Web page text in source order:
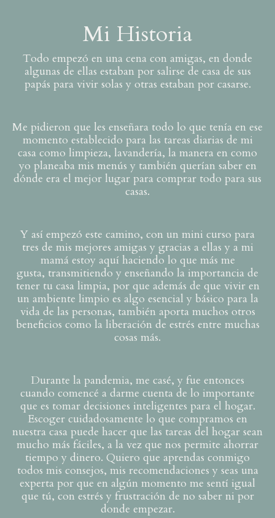
Mi Historia
Todo empezó en una cena con amigas, en donde
algunas de ellas estaban por salirse de casa de sus
papás para vivir solas y otras estaban por casarse.
Me pidieron que les enseñara todo lo que tenía en ese
momento establecido para las tareas diarias de mi
casa como limpieza, lavandería, la manera en como
yo planeaba mis menús y también querían saber en
dónde era el mejor lugar para comprar todo para sus
casas.
Y así empezó este camino, con un mini curso para
tres de mis mejores amigas y gracias a ellas y a mi
mamá estoy aquí haciendo lo que más me
gusta, transmitiendo y enseñando la importancia de
tener tu casa limpia, por que además de que vivir en
un ambiente limpio es algo esencial y básico para la
vida de las personas, también aporta muchos otros
beneficios como la liberación de estrés entre muchas
cosas más.
Durante la pandemia, me casé, y fue entonces
cuando comencé a darme cuenta de lo importante
que es tomar decisiones inteligentes para el hogar.
Escoger cuidadosamente lo que compramos en
nuestra casa puede hacer que las tareas del hogar sean
mucho más fáciles, a la vez que nos permite ahorrar
tiempo y dinero. Quiero que aprendas conmigo
todos mis consejos, mis recomendaciones y seas una
experta por que en algún momento me sentí igual
que tú, con estrés y frustración de no saber ni por
donde empezar.